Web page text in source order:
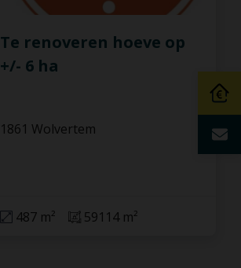
Te renoveren hoeve op
+/- 6 ha
1861 Wolvertem
487 m² 59114 m²